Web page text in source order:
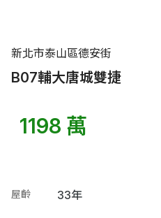
新北市泰山區德安街
B07輔大唐城雙捷
1198 萬
屋齡 33年